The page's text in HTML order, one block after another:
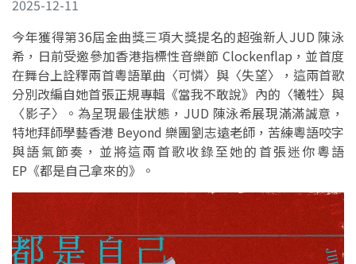
2025-12-11
今年獲得第36屆金曲獎三項大獎提名的超強新人JUD 陳泳
希，日前受邀參加香港指標性音樂節 Clockenflap，並首度
在舞台上詮釋兩首粵語單曲〈可憐〉與〈失望〉，這兩首歌
分別改編自她首張正規專輯《當我不敢說》內的〈犧牲〉與
〈影子〉。為呈現最佳狀態，JUD 陳泳希展現滿滿誠意，
特地拜師學藝香港 Beyond 樂團劉志遠老師，苦練粵語咬字
與語氣節奏，並將這兩首歌收錄至她的首張迷你粵語
EP《都是自己拿來的》。